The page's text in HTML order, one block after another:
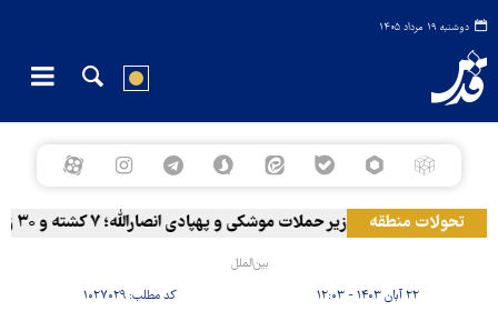
دوشنبه ۱۹ مرداد ۱۴۰۵
تحولات منطقهالمخا زیر حملات موشکی و پهپادی انصارالله؛ ۷ کشته و ۳۰ زخمی
بین‌الملل
۲۲ آبان ۱۴۰۳ - ۱۲:۰۳ کد مطلب: ۱۰۲۷۰۲۹